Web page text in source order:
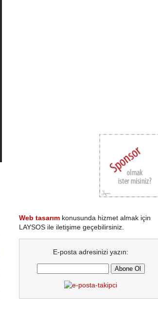
Web tasarım konusunda hizmet almak için
LAYSOS ile iletişime geçebilirsiniz.
E-posta adresinizi yazın: